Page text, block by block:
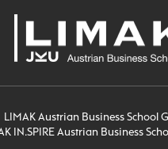
LIMAK Austrian Business School
IN.SPIRE Austrian Business